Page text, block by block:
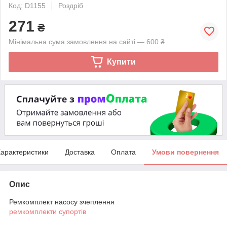
Код: D1155
Роздріб
271 ₴
Мінімальна сума замовлення на сайті — 600 ₴
Купити
Доставка Оплата Умови повернення
Опис
Ремкомплект насосу зчеплення
ремкомплекти супортів